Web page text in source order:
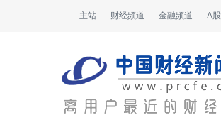
主站 财经频道 金融频道 A